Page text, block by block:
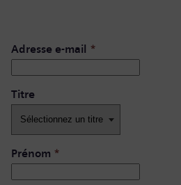
Adresse e-mail *
Titre
Prénom *